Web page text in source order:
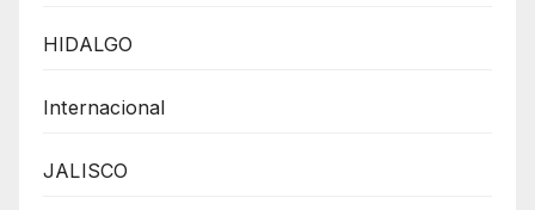
HIDALGO
Internacional
JALISCO